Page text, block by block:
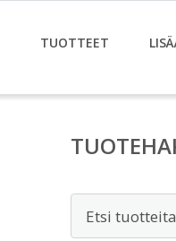
TUOTTEET